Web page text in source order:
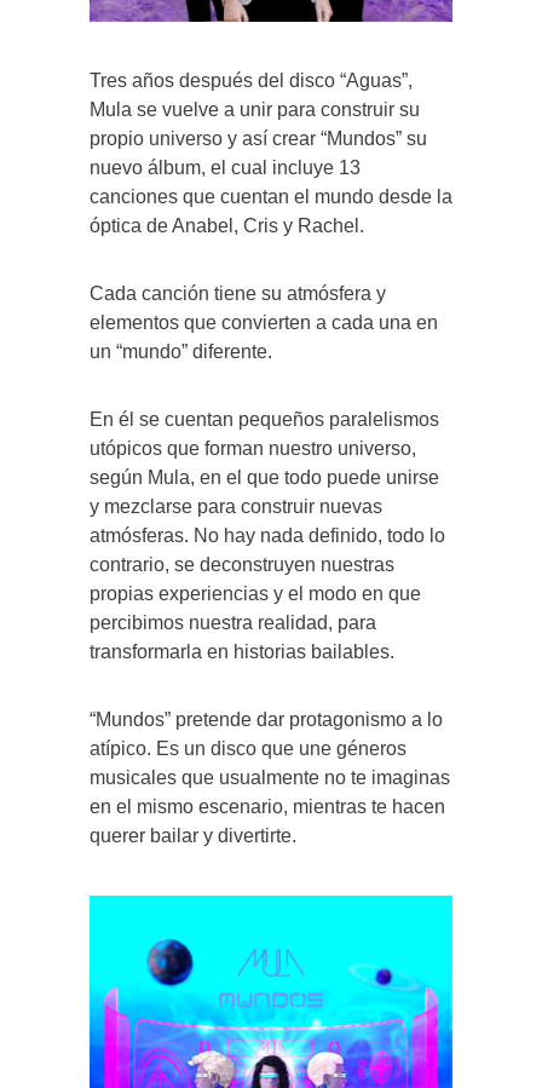
Tres años después del disco “Aguas”,
Mula se vuelve a unir para construir su
propio universo y así crear “Mundos” su
nuevo álbum, el cual incluye 13
canciones que cuentan el mundo desde la
óptica de Anabel, Cris y Rachel.
Cada canción tiene su atmósfera y
elementos que convierten a cada una en
un “mundo” diferente.
En él se cuentan pequeños paralelismos
utópicos que forman nuestro universo,
según Mula, en el que todo puede unirse
y mezclarse para construir nuevas
atmósferas. No hay nada definido, todo lo
contrario, se deconstruyen nuestras
propias experiencias y el modo en que
percibimos nuestra realidad, para
transformarla en historias bailables.
“Mundos” pretende dar protagonismo a lo
atípico. Es un disco que une géneros
musicales que usualmente no te imaginas
en el mismo escenario, mientras te hacen
querer bailar y divertirte.